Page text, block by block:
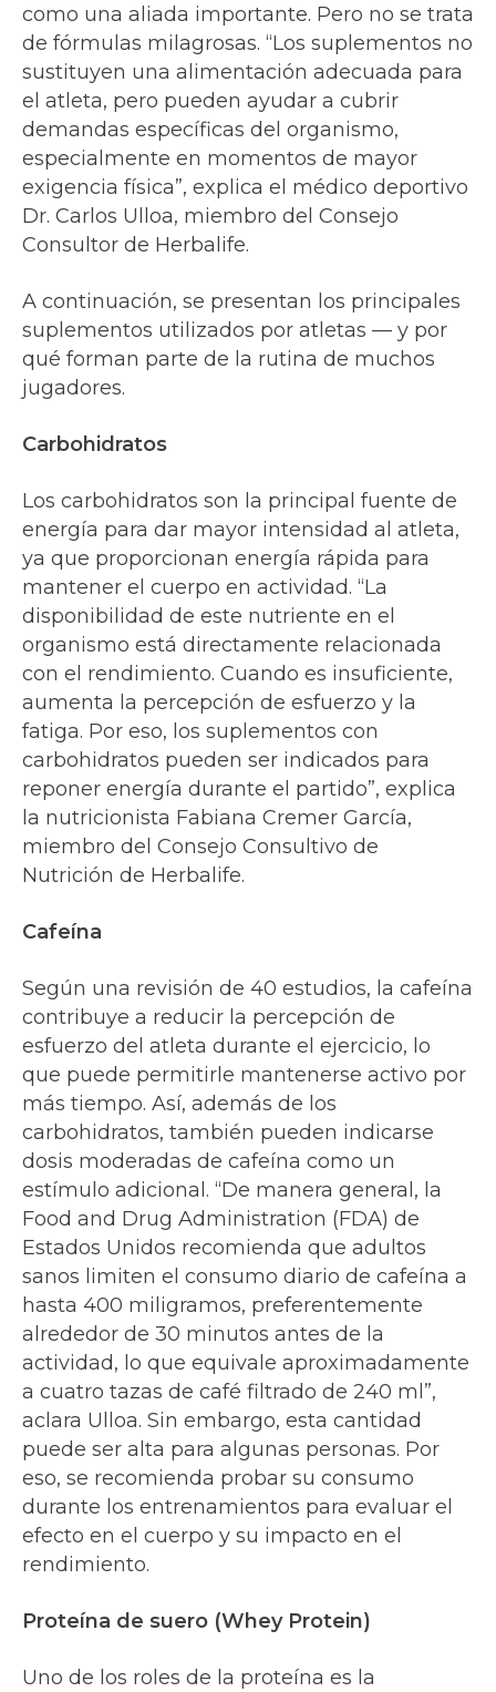
como una aliada importante. Pero no se trata
de fórmulas milagrosas. “Los suplementos no
sustituyen una alimentación adecuada para
el atleta, pero pueden ayudar a cubrir
demandas específicas del organismo,
especialmente en momentos de mayor
exigencia física”, explica el médico deportivo
Dr. Carlos Ulloa, miembro del Consejo
Consultor de Herbalife.
A continuación, se presentan los principales
suplementos utilizados por atletas — y por
qué forman parte de la rutina de muchos
jugadores.
Carbohidratos
Los carbohidratos son la principal fuente de
energía para dar mayor intensidad al atleta,
ya que proporcionan energía rápida para
mantener el cuerpo en actividad. “La
disponibilidad de este nutriente en el
organismo está directamente relacionada
con el rendimiento. Cuando es insuficiente,
aumenta la percepción de esfuerzo y la
fatiga. Por eso, los suplementos con
carbohidratos pueden ser indicados para
reponer energía durante el partido”, explica
la nutricionista Fabiana Cremer García,
miembro del Consejo Consultivo de
Nutrición de Herbalife.
Cafeína
Según una revisión de 40 estudios, la cafeína
contribuye a reducir la percepción de
esfuerzo del atleta durante el ejercicio, lo
que puede permitirle mantenerse activo por
más tiempo. Así, además de los
carbohidratos, también pueden indicarse
dosis moderadas de cafeína como un
estímulo adicional. “De manera general, la
Food and Drug Administration (FDA) de
Estados Unidos recomienda que adultos
sanos limiten el consumo diario de cafeína a
hasta 400 miligramos, preferentemente
alrededor de 30 minutos antes de la
actividad, lo que equivale aproximadamente
a cuatro tazas de café filtrado de 240 ml”,
aclara Ulloa. Sin embargo, esta cantidad
puede ser alta para algunas personas. Por
eso, se recomienda probar su consumo
durante los entrenamientos para evaluar el
efecto en el cuerpo y su impacto en el
rendimiento.
Proteína de suero (Whey Protein)
Uno de los roles de la proteína es la